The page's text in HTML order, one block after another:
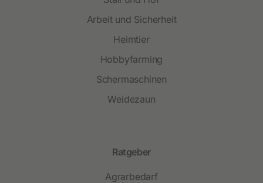
Arbeit und Sicherheit
Heimtier
Hobbyfarming
Schermaschinen
Weidezaun
Ratgeber
Agrarbedarf